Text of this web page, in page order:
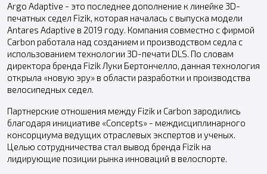
Argo Adaptive - это последнее дополнение к линейке 3D-
печатных седел Fizik, которая началась с выпуска модели
Antares Adaptive в 2019 году. Компания совместно с фирмой
Carbon работала над созданием и производством седла с
использованием технологии 3D-печати DLS. По словам
директора бренда Fizik Луки Бертончелло, данная технология
открыла «новую эру» в области разработки и производства
велосипедных седел.
Партнерские отношения между Fizik и Carbon зародились
благодаря инициативе «Concepts» - междисциплинарного
консорциума ведущих отраслевых экспертов и ученых.
Целью сотрудничества стал вывод бренда Fizik на
лидирующие позиции рынка инноваций в велоспорте.